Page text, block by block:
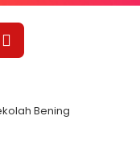
Bening